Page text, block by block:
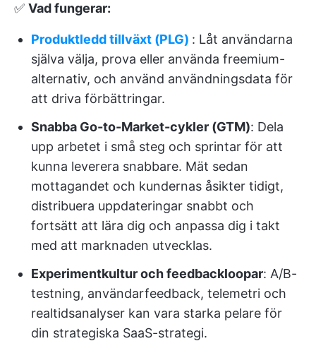
✅ Vad fungerar:
Produktledd tillväxt (PLG) : Låt användarna
själva välja, prova eller använda freemium-
alternativ, och använd användningsdata för
att driva förbättringar.
Snabba Go-to-Market-cykler (GTM): Dela
upp arbetet i små steg och sprintar för att
kunna leverera snabbare. Mät sedan
mottagandet och kundernas åsikter tidigt,
distribuera uppdateringar snabbt och
fortsätt att lära dig och anpassa dig i takt
med att marknaden utvecklas.
Experimentkultur och feedbackloopar: A/B-
testning, användarfeedback, telemetri och
realtidsanalyser kan vara starka pelare för
din strategiska SaaS-strategi.